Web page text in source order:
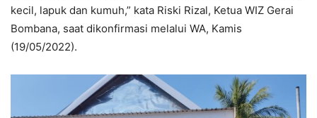
kecil, lapuk dan kumuh,” kata Riski Rizal, Ketua WIZ Gerai
Bombana, saat dikonfirmasi melalui WA, Kamis
(19/05/2022).